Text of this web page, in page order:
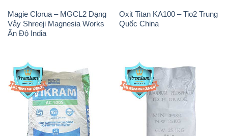
PAC – Polyaluminium
Chloride Trắng Aditya Birla
Grasim New 2022 Ấn Độ India
Phosphate 96% Tech Grade
Trung Quốc China